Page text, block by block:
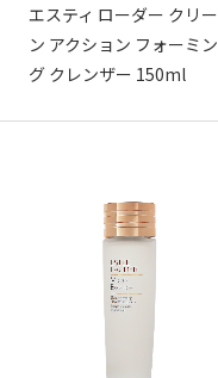
エスティ ローダー クリー
ン アクション フォーミン
グ クレンザー 150ml